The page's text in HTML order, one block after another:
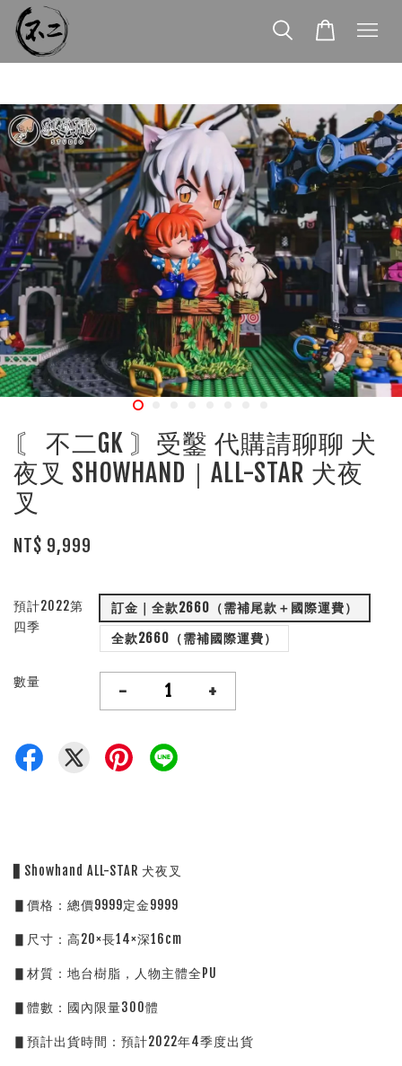
〘 不二GK 〙受鑿 代購請聊聊 犬
夜叉 SHOWHAND｜ALL-STAR 犬夜
叉
NT$ 9,999
預計2022第
四季
訂金｜全款2660（需補尾款＋國際運費）
全款2660（需補國際運費）
數量 - +
▋Showhand ALL-STAR 犬夜叉
▋價格：總價9999定金9999
▋尺寸：高20×長14×深16cm
▋材質：地台樹脂，人物主體全PU
▋體數：國內限量300體
▋預計出貨時間：預計2022年4季度出貨